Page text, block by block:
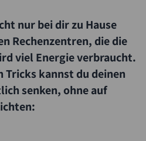
nur bei dir zu Hause
Rechenzentren, die die
viel Energie verbraucht.
Tricks kannst du deinen
senken, ohne auf